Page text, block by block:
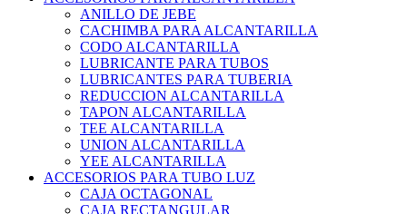
ANILLO DE JEBE
CACHIMBA PARA ALCANTARILLA
CODO ALCANTARILLA
LUBRICANTE PARA TUBOS
LUBRICANTES PARA TUBERIA
REDUCCION ALCANTARILLA
TAPON ALCANTARILLA
TEE ALCANTARILLA
UNION ALCANTARILLA
YEE ALCANTARILLA
ACCESORIOS PARA TUBO LUZ
CAJA OCTAGONAL
CAJA RECTANGULAR